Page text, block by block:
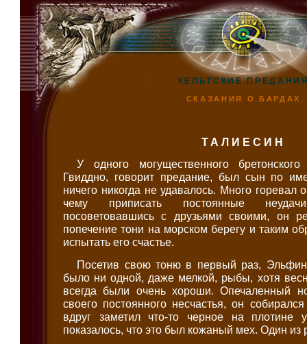
КЕЛЬТСКИЕ
СКАЗАНИЯ О БАРДАХ
ТАЛИЕСИН
У одного могущественного
Гвиддно, говорит предание, был сын по
ничего никогда не удавалось. Много горевал
чему приписать постоянные
посоветовавшись с друзьями своими, он
попечение тони на морском берегу и таким
испытать его счастье.
Посетив свою тоню в первый раз,
было ни одной, даже мелкой, рыбы, хотя
всегда были очень хороши. Опечаленный
своего постоянного несчастья, он
вдруг заметил что-то черное на
показалось, что это был кожаный мех. Один из